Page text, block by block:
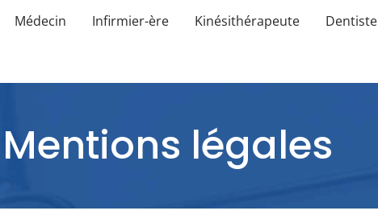
Médecin Infirmier-ère Kinésithérapeute Dentiste
Mentions légales